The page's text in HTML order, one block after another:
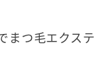
まつ毛エクステ